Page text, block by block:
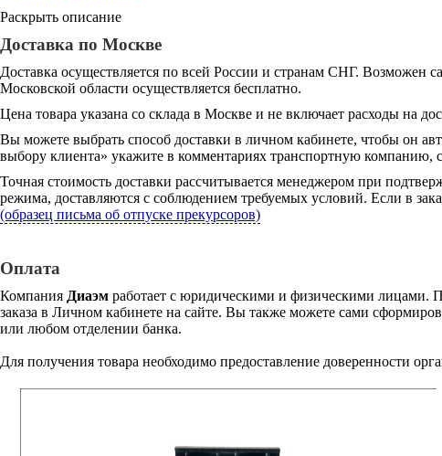
Раскрыть описание
Доставка по Москве
Доставка осуществляется по всей России и странам СНГ. Возможен
Московской области осуществляется бесплатно.
Цена товара указана со склада в Москве и не включает расходы на
Вы можете выбрать способ доставки в личном кабинете, чтобы он
выбору клиента» укажите в комментариях транспортную компанию,
Точная стоимость доставки рассчитывается менеджером при
режима, доставляются с соблюдением требуемых условий. Если в
(образец письма об отпуске прекурсоров)
Оплата
Компания Диаэм работает с юридическими и физическими лицами.
заказа в Личном кабинете на сайте. Вы также можете сами
или любом отделении банка.
Для получения товара необходимо предоставление доверенности